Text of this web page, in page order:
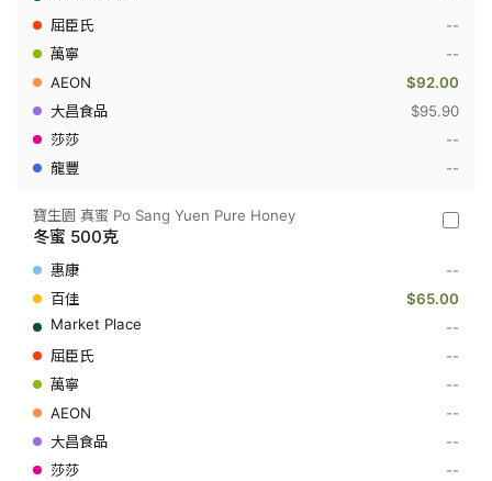
Honey
百
花
--
--
$92.00
$95.90
--
--
寶
蜜
Sang
Honey
冬
蜜
克
寶生園 真蜜 Po Sang Yuen Pure Honey
冬蜜 500克
--
$65.00
--
--
--
--
--
--